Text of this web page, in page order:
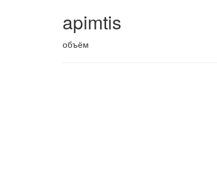
apimtis
объём